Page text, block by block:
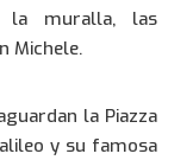
la muralla, las
Michele.
la Piazza
y su famosa